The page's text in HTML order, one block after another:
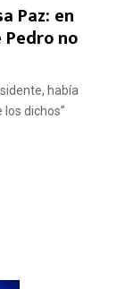
Paz: en
no
había
dichos”